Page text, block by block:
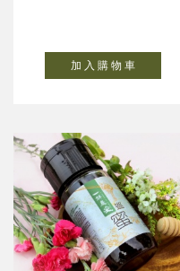
加 入 購 物 車